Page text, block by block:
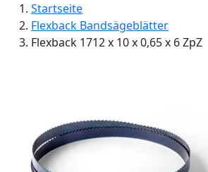
Startseite
Flexback Bandsägeblätter
Flexback 1712 x 10 x 0,65 x 6 ZpZ